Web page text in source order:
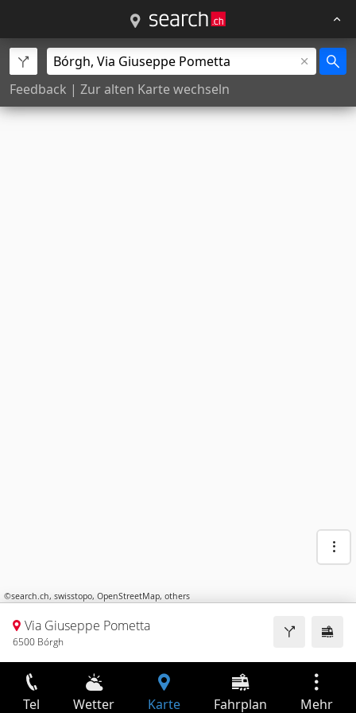
Feedback | Zur alten Karte wechseln
©search.ch, swisstopo, OpenStreetMap, others
Via Giuseppe Pometta
6500 Bórgh
Tel Wetter Karte Fahrplan Mehr